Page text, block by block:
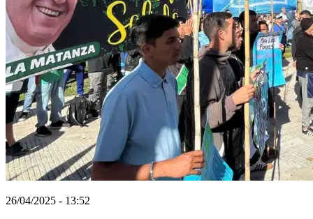
26/04/2025 - 13:52